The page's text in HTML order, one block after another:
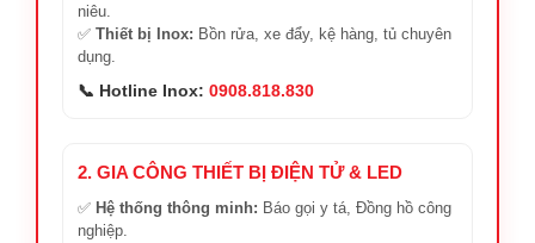
niêu.
✅ Thiết bị Inox: Bồn rửa, xe đẩy, kệ hàng, tủ chuyên
dụng.
📞 Hotline Inox: 0908.818.830
2. GIA CÔNG THIẾT BỊ ĐIỆN TỬ & LED
✅ Hệ thống thông minh: Báo gọi y tá, Đồng hồ công
nghiệp.